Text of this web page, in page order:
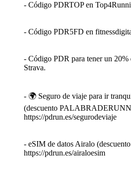
- Código PDRTOP en
- Código PDR5FD en
- Código PDR para tener un 20%
Strava.
- 🌍 Seguro de viaje para ir
(descuento
https://pdrun.es/segurodeviaje
- eSIM de datos Airalo
https://pdrun.es/airaloesim